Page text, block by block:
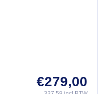
€279,00